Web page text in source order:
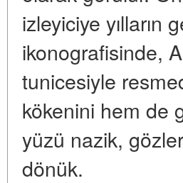
izleyiciye
ikonografisinde,
tunicesiyle
kökenini hem de
yüzü nazik,
dönük.